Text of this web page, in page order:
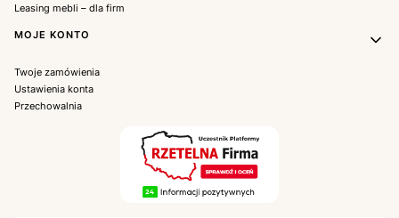
Leasing mebli – dla firm
MOJE KONTO
Twoje zamówienia
Ustawienia konta
Przechowalnia